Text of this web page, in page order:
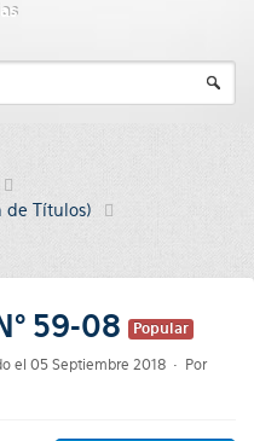
de Títulos)
59-08 Popular
el 05 Septiembre 2018
Por